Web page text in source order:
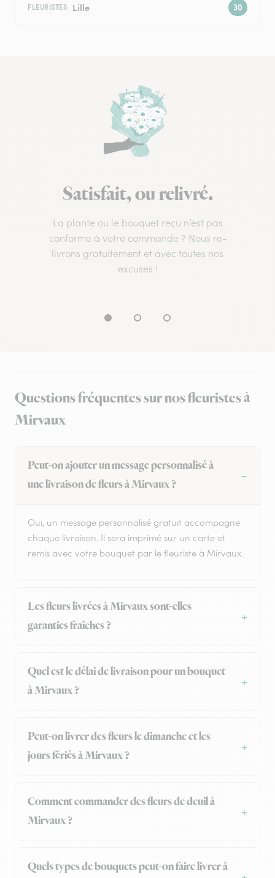
FLEURISTES Lille
Satisfait, ou relivré.
La plante ou le bouquet reçu n’est pas
conforme à votre commande ? Nous re-
livrons gratuitement et avec toutes nos
excuses !
Questions fréquentes sur nos fleuristes à
Mirvaux
Peut-on ajouter un message personnalisé à
une livraison de fleurs à Mirvaux ?
Oui, un message personnalisé gratuit accompagne
chaque livraison. Il sera imprimé sur un carte et
remis avec votre bouquet par le fleuriste à Mirvaux.
Les fleurs livrées à Mirvaux sont-elles
garanties fraîches ?
Quel est le délai de livraison pour un bouquet
à Mirvaux ?
Peut-on livrer des fleurs le dimanche et les
jours fériés à Mirvaux ?
Comment commander des fleurs de deuil à
Mirvaux ?
Quels types de bouquets peut-on faire livrer à